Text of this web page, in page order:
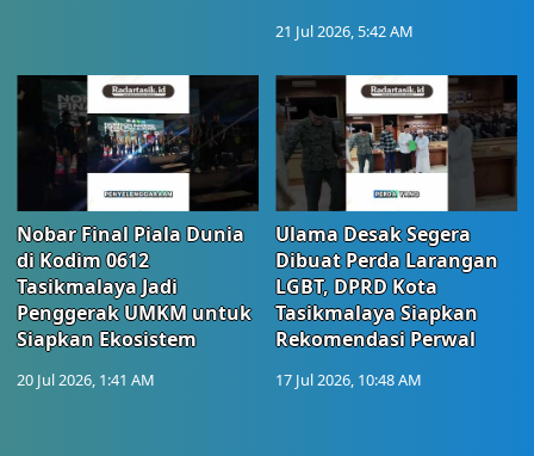
21 Jul 2026, 5:42 AM
Nobar Final Piala Dunia
di Kodim 0612
Tasikmalaya Jadi
Penggerak UMKM untuk
Siapkan Ekosistem
20 Jul 2026, 1:41 AM
Ulama Desak Segera
Dibuat Perda Larangan
LGBT, DPRD Kota
Tasikmalaya Siapkan
Rekomendasi Perwal
17 Jul 2026, 10:48 AM